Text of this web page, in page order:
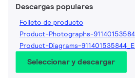
Descargas populares
Folleto de producto
Product-Photographs-
Product-Diagrams-
Seleccionar y descargar